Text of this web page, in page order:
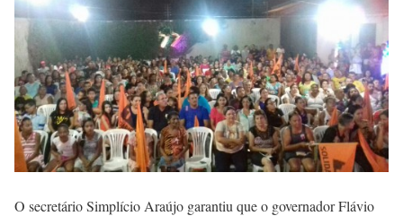
O secretário Simplício Araújo garantiu que o governador Flávio